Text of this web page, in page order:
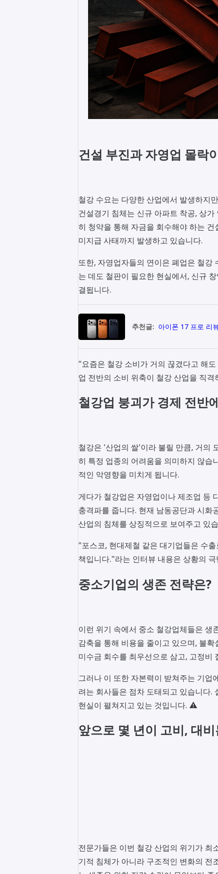
건설 부진과 자영업 몰락
철강 수요는 다양한 산업에서 발생하지
건설경기 침체는 신규 아파트 착공, 상
히 청약을 통해 자금을 회수해야 하는
미지급 사태까지 발생하고 있습니다.
또한, 자영업자들의 연이은 폐업은 철강
는 데도 철판이 필요한 현실에서, 신규
결됩니다.
추천글: 아이폰 17 프로 리
"요즘은 철강 소비가 거의 끊겼다고 해
업 전반의 소비 위축이 철강 산업을 직
철강업 붕괴가 경제 전반
철강은 '산업의 쌀'이라 불릴 만큼, 거의
히 특정 업종의 어려움을 의미하지 않습
적인 악영향을 미치게 됩니다.
게다가 철강업은 자영업이나 제조업 등
충격파를 줍니다. 현재 남동공단과 시화
산업의 침체를 상징적으로 보여주고 있
"포스코, 현대제철 같은 대기업들은 수
책입니다."라는 인터뷰 내용은 상황의
중소기업의 생존 전략은?
이런 위기 속에서 중소 철강업체들은 생
감축을 통해 비용을 줄이고 있으며, 불
미수금 회수를 최우선으로 삼고, 고정비
그러나 이 또한 자본력이 받쳐주는 기업
려는 회사들은 점차 도태되고 있습니다.
현실이 펼쳐지고 있는 것입니다. ⚠️
앞으로 몇 년이 고비, 대
전문가들은 이번 철강 산업의 위기가 최
기적 침체가 아니라 구조적인 변화의